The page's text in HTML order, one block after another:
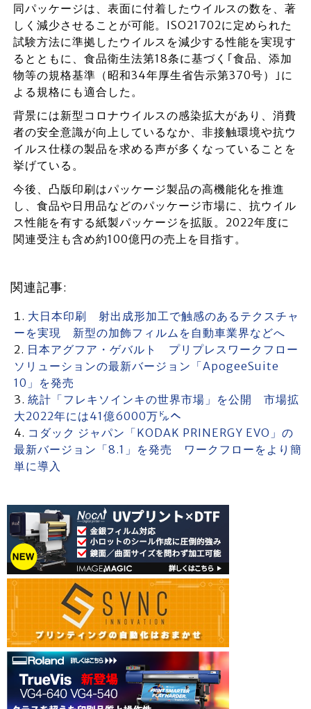
同パッケージは、表面に付着したウイルスの数を、著
しく減少させることが可能。ISO21702に定められた
試験方法に準拠したウイルスを減少する性能を実現す
るとともに、食品衛生法第18条に基づく｢食品、添加
物等の規格基準（昭和34年厚生省告示第370号）｣に
よる規格にも適合した。
背景には新型コロナウイルスの感染拡大があり、消費
者の安全意識が向上しているなか、非接触環境や抗ウ
イルス仕様の製品を求める声が多くなっていることを
挙げている。
今後、凸版印刷はパッケージ製品の高機能化を推進
し、食品や日用品などのパッケージ市場に、抗ウイル
ス性能を有する紙製パッケージを拡販。2022年度に
関連受注も含め約100億円の売上を目指す。
関連記事:
大日本印刷 射出成形加工で触感のあるテクスチャ
ーを実現 新型の加飾フィルムを自動車業界などへ
日本アグフア・ゲバルト プリプレスワークフロー
ソリューションの最新バージョン「ApogeeSuite
10」を発売
統計「フレキソインキの世界市場」を公開 市場拡
大2022年には41億6000万㌦へ
コダック ジャパン「KODAK PRINERGY EVO」の
最新バージョン「8.1」を発売 ワークフローをより簡
単に導入